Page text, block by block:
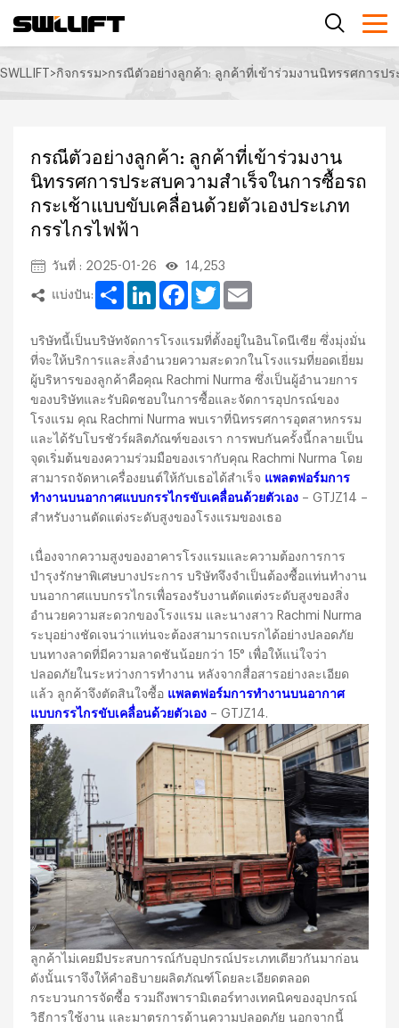
SWLLIFT>กิจกรรม>กรณีตัวอย่างลูกค้า: ลูกค้าที่เข้าร่วมงานนิทรรศการป
กรณีตัวอย่างลูกค้า: ลูกค้าที่เข้าร่วมงาน
นิทรรศการประสบความสำเร็จในการซื้อรถ
กระเช้าแบบขับเคลื่อนด้วยตัวเองประเภท
กรรไกรไฟฟ้า
วันที่ : 2025-01-26 14,253
แบ่งปัน:
Share LinkedInFacebook
Twitter
บริษัทนี้เป็นบริษัทจัดการโรงแรมที่ตั้งอยู่ในอินโดนีเซีย ซึ่งมุ่งมั่น
ที่จะให้บริการและสิ่งอำนวยความสะดวกในโรงแรมที่ยอดเยี่ยม
ผู้บริหารของลูกค้าคือคุณ Rachmi Nurma ซึ่งเป็นผู้อำนวยการ
ของบริษัทและรับผิดชอบในการซื้อและจัดการอุปกรณ์ของ
โรงแรม คุณ Rachmi Nurma พบเราที่นิทรรศการอุตสาหกรรม
และได้รับโบรชัวร์ผลิตภัณฑ์ของเรา การพบกันครั้งนี้กลายเป็น
จุดเริ่มต้นของความร่วมมือของเรากับคุณ Rachmi Nurma โดย
สามารถจัดหาเครื่องยนต์ให้กับเธอได้สำเร็จ แพลตฟอร์มการ
ทำงานบนอากาศแบบกรรไกรขับเคลื่อนด้วยตัวเอง – GTJZ14 –
สำหรับงานตัดแต่งระดับสูงของโรงแรมของเธอ
เนื่องจากความสูงของอาคารโรงแรมและความต้องการการ
บำรุงรักษาพิเศษบางประการ บริษัทจึงจำเป็นต้องซื้อแท่นทำงาน
บนอากาศแบบกรรไกรเพื่อรองรับงานตัดแต่งระดับสูงของสิ่ง
อำนวยความสะดวกของโรงแรม และนางสาว Rachmi Nurma
ระบุอย่างชัดเจนว่าแท่นจะต้องสามารถเบรกได้อย่างปลอดภัย
บนทางลาดที่มีความลาดชันน้อยกว่า 15° เพื่อให้แน่ใจว่า
ปลอดภัยในระหว่างการทำงาน หลังจากสื่อสารอย่างละเอียด
แล้ว ลูกค้าจึงตัดสินใจซื้อ แพลตฟอร์มการทำงานบนอากาศ
แบบกรรไกรขับเคลื่อนด้วยตัวเอง – GTJZ14.
ลูกค้าไม่เคยมีประสบการณ์กับอุปกรณ์ประเภทเดียวกันมาก่อน
ดังนั้นเราจึงให้คำอธิบายผลิตภัณฑ์โดยละเอียดตลอด
กระบวนการจัดซื้อ รวมถึงพารามิเตอร์ทางเทคนิคของอุปกรณ์
วิธีการใช้งาน และมาตรการด้านความปลอดภัย นอกจากนี้